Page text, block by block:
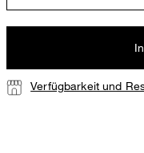
Verfügbarkeit und